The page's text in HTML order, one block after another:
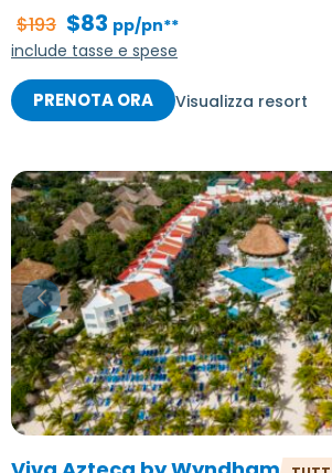
$193 $83 pp/pn**
include tasse e spese
PRENOTA ORA Visualizza resort